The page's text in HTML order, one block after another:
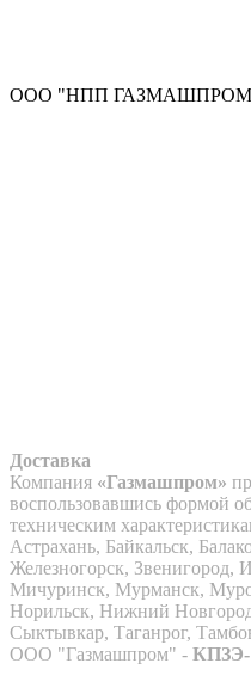
ООО "НПП ГАЗМАШПРОМ"
Доставка
Компания «Газмашпром»
воспользовавшись формой
техническим
Астрахань, Байкальск,
Железногорск, Звенигород,
Мичуринск, Мурманск,
Норильск, Нижний
Сыктывкар, Таганрог,
ООО "Газмашпром" - КПЗЭ-